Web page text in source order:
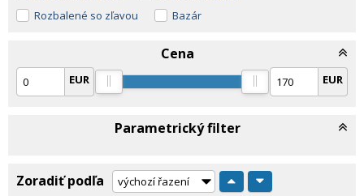
Rozbalené so zľavou
Bazár
Cena
EUR EUR
Parametrický filter
Zoradiť podľa